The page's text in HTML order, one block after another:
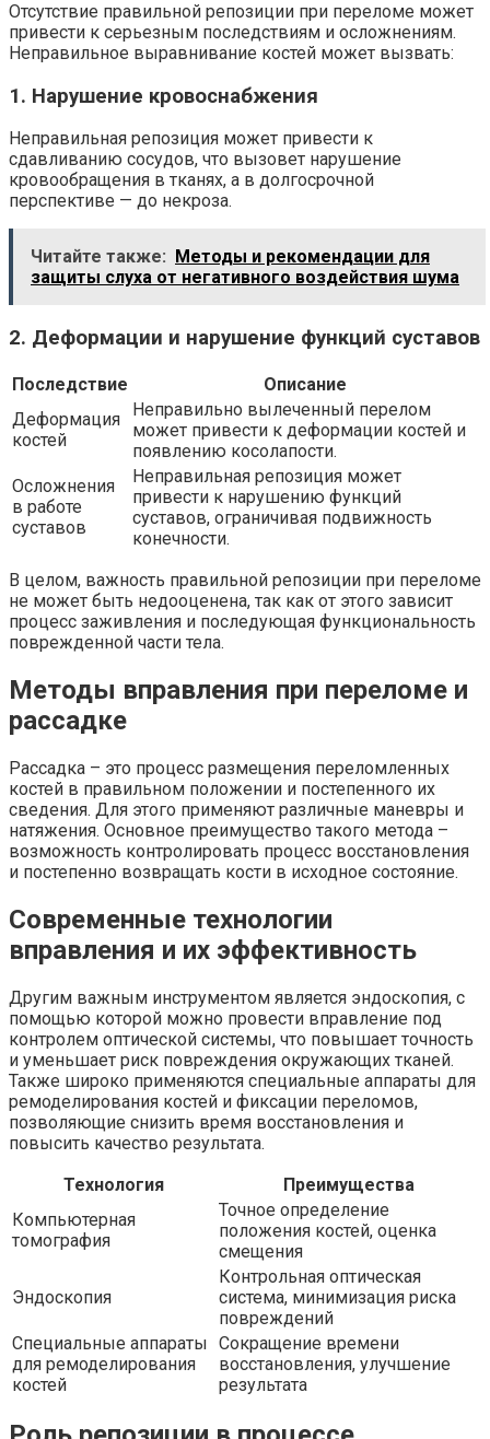
Отсутствие правильной репозиции при переломе может
привести к серьезным последствиям и осложнениям.
Неправильное выравнивание костей может вызвать:
1. Нарушение кровоснабжения
Неправильная репозиция может привести к
сдавливанию сосудов, что вызовет нарушение
кровообращения в тканях, а в долгосрочной
перспективе — до некроза.
Читайте также:
Методы и рекомендации для
защиты слуха от негативного воздействия шума
2. Деформации и нарушение функций суставов
Последствие
Описание
Деформация
костей
Неправильно вылеченный перелом
может привести к деформации костей и
появлению косолапости.
Осложнения
в работе
суставов
Неправильная репозиция может
привести к нарушению функций
суставов, ограничивая подвижность
конечности.
В целом, важность правильной репозиции при переломе
не может быть недооценена, так как от этого зависит
процесс заживления и последующая функциональность
поврежденной части тела.
Методы вправления при переломе и
рассадке
Рассадка – это процесс размещения переломленных
костей в правильном положении и постепенного их
сведения. Для этого применяют различные маневры и
натяжения. Основное преимущество такого метода –
возможность контролировать процесс восстановления
и постепенно возвращать кости в исходное состояние.
Современные технологии
вправления и их эффективность
Другим важным инструментом является эндоскопия, с
помощью которой можно провести вправление под
контролем оптической системы, что повышает точность
и уменьшает риск повреждения окружающих тканей.
Также широко применяются специальные аппараты для
ремоделирования костей и фиксации переломов,
позволяющие снизить время восстановления и
повысить качество результата.
Технология
Преимущества
Компьютерная
томография
Точное определение
положения костей, оценка
смещения
Эндоскопия
Контрольная оптическая
система, минимизация риска
повреждений
Специальные аппараты
для ремоделирования
костей
Сокращение времени
восстановления, улучшение
результата